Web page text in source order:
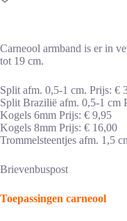
Carneool armband is er in
tot 19 cm.
Split afm. 0,5-1 cm. Prijs: €
Split Brazilië afm. 0,5-1 cm
Kogels 6mm Prijs: € 9,95
Kogels 8mm Prijs: € 16,00
Trommelsteentjes afm. 1,5
Brievenbuspost
Toepassingen carneool